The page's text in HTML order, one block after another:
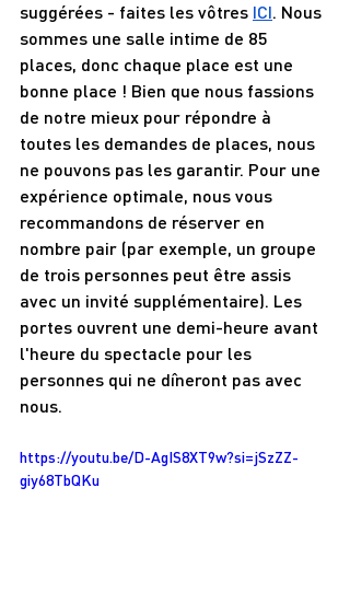
suggérées - faites les vôtres ICI. Nous
sommes une salle intime de 85
places, donc chaque place est une
bonne place ! Bien que nous fassions
de notre mieux pour répondre à
toutes les demandes de places, nous
ne pouvons pas les garantir. Pour une
expérience optimale, nous vous
recommandons de réserver en
nombre pair (par exemple, un groupe
de trois personnes peut être assis
avec un invité supplémentaire). Les
portes ouvrent une demi-heure avant
l'heure du spectacle pour les
personnes qui ne dîneront pas avec
nous.
https://youtu.be/D-AgIS8XT9w?si=jSzZZ-
giy68TbQKu